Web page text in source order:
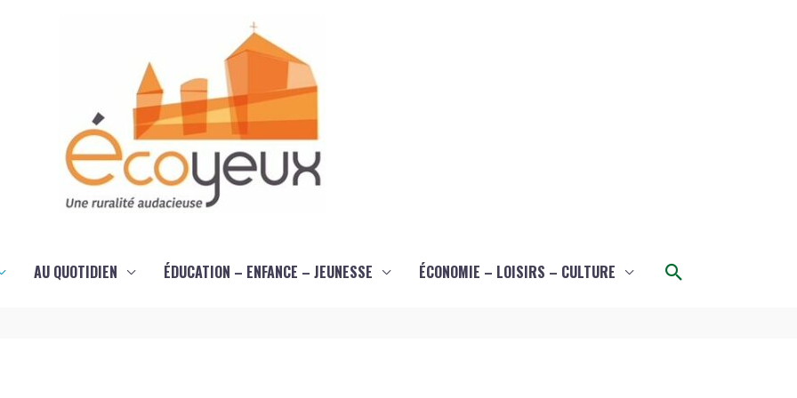
AU QUOTIDIEN ÉDUCATION – ENFANCE – JEUNESSE ÉCONOMIE – LOISIRS – CULTURE Rechercher